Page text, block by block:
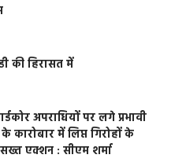
की हिरासत में
अपराधियों पर लगे प्रभावी
में लिप्त गिरोहों के
एक्शन : सीएम शर्मा